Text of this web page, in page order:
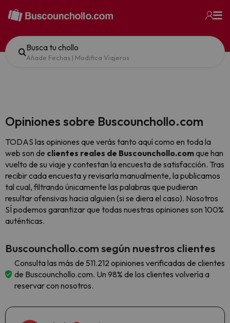
Busca tu chollo
Añade Fechas | Modifica Viajeros
Opiniones sobre Buscounchollo.com
TODAS las opiniones que verás tanto aquí como en toda la
web son de clientes reales de Buscounchollo.comque han
vuelto de su viaje y contestan la encuesta de satisfacción. Tras
recibir cada encuesta y revisarla manualmente, la publicamos
tal cual, filtrando únicamente las palabras que pudieran
resultar ofensivas hacia alguien (si se diera el caso). Nosotros
SÍ podemos garantizar que todas nuestras opiniones son 100%
auténticas.
Buscounchollo.com según nuestros clientes
Consulta las más de 511.212 opiniones verificadas de clientes
de Buscounchollo.com. Un 98% de los clientes volvería a
reservar con nosotros.